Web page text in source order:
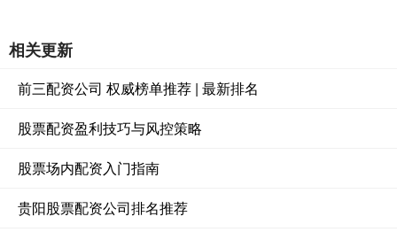
相关更新
前三配资公司 权威榜单推荐 | 最新排名
股票配资盈利技巧与风控策略
股票场内配资入门指南
贵阳股票配资公司排名推荐